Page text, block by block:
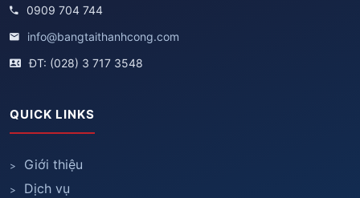
0909 704 744
info@bangtaithanhcong.com
ĐT: (028) 3 717 3548
QUICK LINKS
Giới thiệu
Dịch vụ